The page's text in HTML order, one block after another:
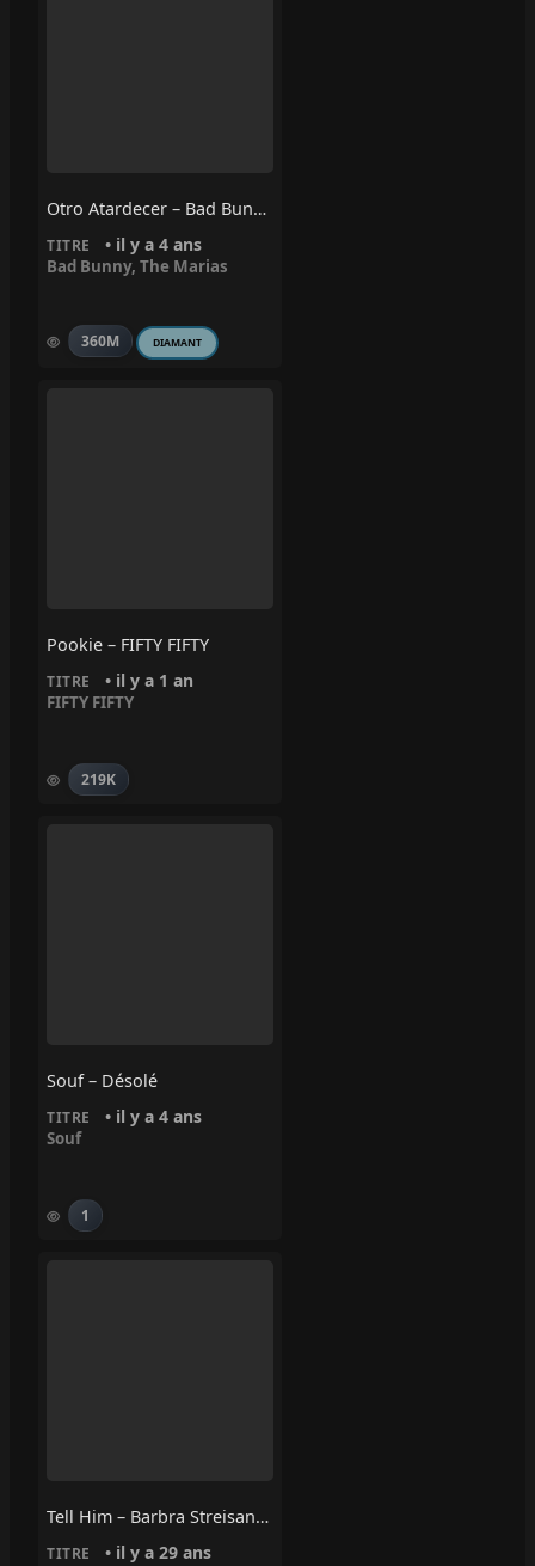
Otro Atardecer – Bad Bunny, The Marias
TITRE • il y a 4 ans
Bad Bunny, The Marias
360M DIAMANT
Pookie – FIFTY FIFTY
TITRE • il y a 1 an
FIFTY FIFTY
219K
Souf – Désolé
TITRE • il y a 4 ans
Souf
1
Tell Him – Barbra Streisand, Céline Dion
TITRE • il y a 29 ans